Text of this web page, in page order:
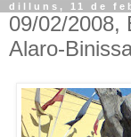
dilluns, 11 de
09/02/2008,
Alaro-